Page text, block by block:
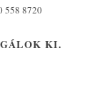
558 8720
KI.